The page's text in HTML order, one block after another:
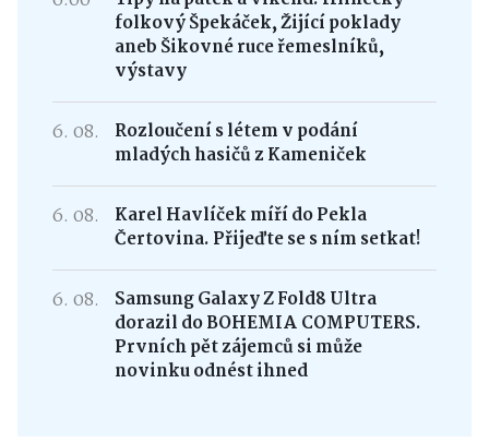
folkový Špekáček, Žijící poklady
aneb Šikovné ruce řemeslníků,
výstavy
6. 08.
Rozloučení s létem v podání
mladých hasičů z Kameniček
6. 08.
Karel Havlíček míří do Pekla
Čertovina. Přijeďte se s ním setkat!
6. 08.
Samsung Galaxy Z Fold8 Ultra
dorazil do BOHEMIA COMPUTERS.
Prvních pět zájemců si může
novinku odnést ihned